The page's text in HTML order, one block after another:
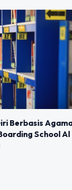
Berbasis
School Al